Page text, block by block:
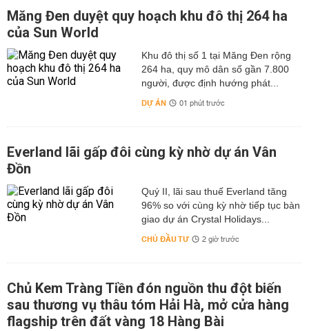
Măng Đen duyệt quy hoạch khu đô thị 264 ha
của Sun World
Khu đô thị số 1 tại Măng Đen rộng
264 ha, quy mô dân số gần 7.800
người, được định hướng phát...
DỰ ÁN 01 phút trước
Everland lãi gấp đôi cùng kỳ nhờ dự án Vân
Đồn
Quý II, lãi sau thuế Everland tăng
96% so với cùng kỳ nhờ tiếp tục bàn
giao dự án Crystal Holidays...
CHỦ ĐẦU TƯ 2 giờ trước
Chủ Kem Tràng Tiền đón nguồn thu đột biến
sau thương vụ thâu tóm Hải Hà, mở cửa hàng
flagship trên đất vàng 18 Hàng Bài